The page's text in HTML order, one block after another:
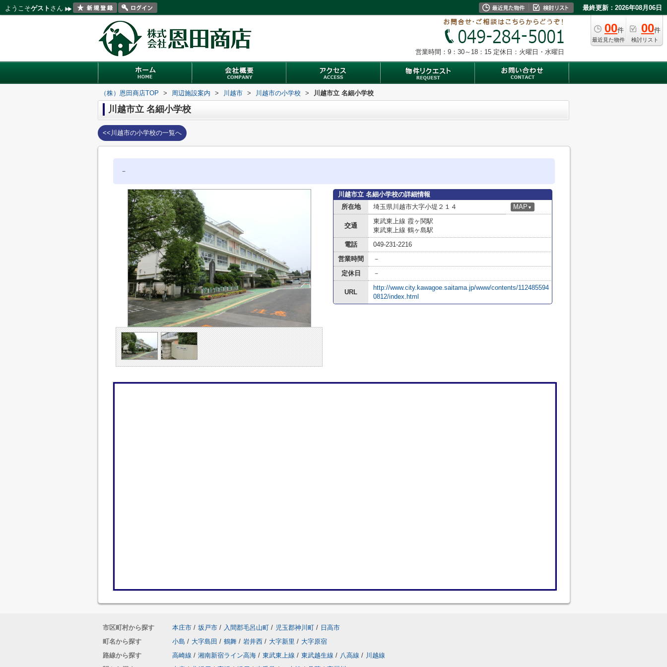
ようこそゲスト さん 最終更新：2026年08月06日
00件
最近見た物件
00件
検討リスト
営業時間：9：30～18：15 定休日：火曜日・水曜日
（株）恩田商店TOP > 周辺施設案内 > 川越市 > 川越市の小学校 > 川越市立 名細小学校
川越市立 名細小学校
<<川越市の小学校の一覧へ
－
川越市立 名細小学校の詳細情報
所在地
埼玉県川越市大字小堤２１４ MAP ▼
交通
東武東上線 霞ヶ関駅
東武東上線 鶴ヶ島駅
電話
049-231-2216
営業時間
－
定休日
－
URL
http://www.city.kawagoe.saitama.jp/www/contents/112485594
0812/index.html
市区町村から探す 本庄市 / 坂戸市 / 入間郡毛呂山町 / 児玉郡神川町 / 日高市
町名から探す
小島 / 大字島田 / 鶴舞 / 岩井西 / 大字新里 / 大字原宿
路線から探す
高崎線 / 湘南新宿ライン高海 / 東武東上線 / 東武越生線 / 八高線 / 川越線